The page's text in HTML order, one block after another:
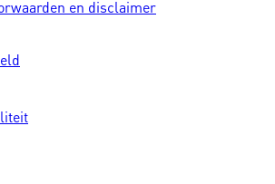
en disclaimer